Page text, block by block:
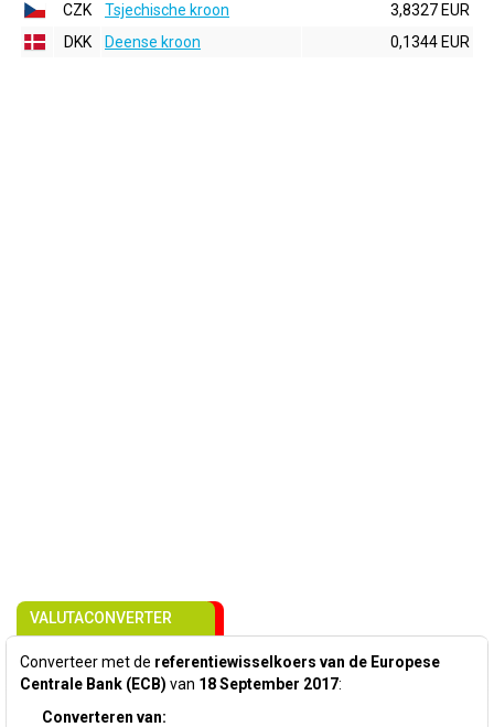
CZK
Tsjechische kroon
3,8327 EUR
DKK
Deense kroon 0,1344 EUR
VALUTACONVERTER
Converteer met de referentiewisselkoers van de Europese
Centrale Bank (ECB) van 18 September 2017:
Converteren van: